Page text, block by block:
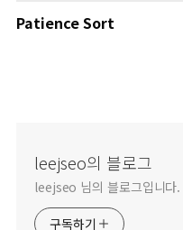
Patience Sort
leejseo의 블로그
leejseo 님의 블로그입니다.
구독하기